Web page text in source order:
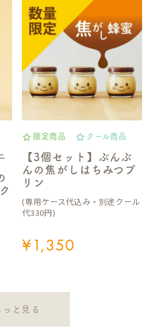
限定商品 クール商品
【3個セット】ぶんぶ
んの焦がしはちみつプ
リン
(専用ケース代込み・別途クール
代330円)
¥1,350
っと見る